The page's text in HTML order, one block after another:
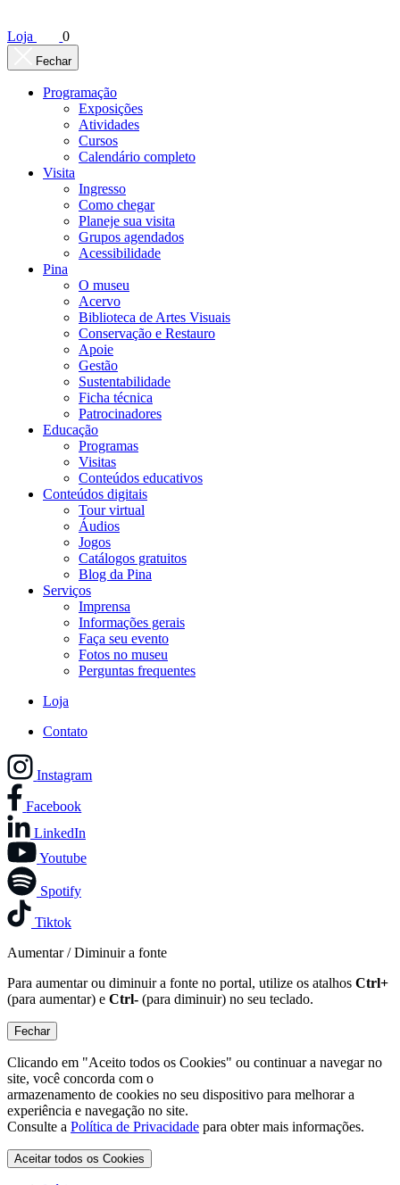
Loja 0
Fechar
Programação
Exposições
Atividades
Cursos
Calendário completo
Visita
Ingresso
Como chegar
Planeje sua visita
Grupos agendados
Acessibilidade
Pina
O museu
Acervo
Biblioteca de Artes Visuais
Conservação e Restauro
Apoie
Gestão
Sustentabilidade
Ficha técnica
Patrocinadores
Educação
Programas
Visitas
Conteúdos educativos​
Conteúdos digitais
Tour virtual
Áudios
Jogos
Catálogos gratuitos
Blog da Pina
Serviços
Imprensa
Informações gerais
Faça seu evento
Fotos no museu
Perguntas frequentes
Loja
Contato
Instagram
Facebook
LinkedIn
Youtube
Spotify
Tiktok
Aumentar / Diminuir a fonte
Para aumentar ou diminuir a fonte no portal, utilize os atalhos Ctrl+
(para aumentar) e Ctrl- (para diminuir) no seu teclado.
Fechar
Clicando em "Aceito todos os Cookies" ou continuar a navegar no
site, você concorda com o
armazenamento de cookies no seu dispositivo para melhorar a
experiência e navegação no site.
Consulte a Política de Privacidade para obter mais informações.
Aceitar todos os Cookies